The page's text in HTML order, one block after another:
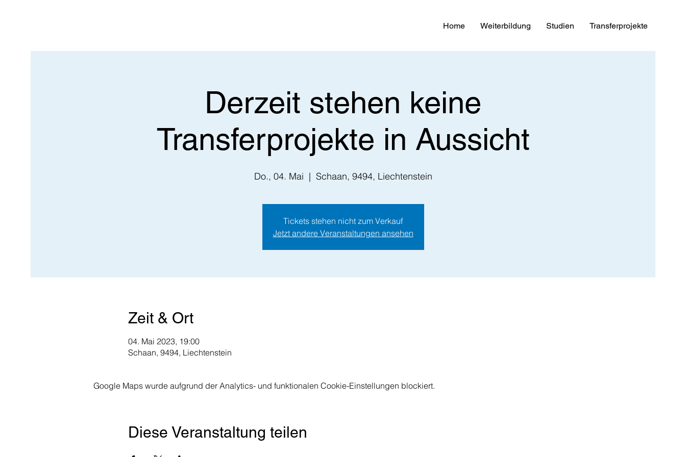
Home Weiterbildung Studien Transferprojekte
Derzeit stehen keine
Transferprojekte in Aussicht
Do., 04. Mai
  |
Schaan, 9494, Liechtenstein
Tickets stehen nicht zum Verkauf
Jetzt andere Veranstaltungen ansehen
Zeit & Ort
04. Mai 2023, 19:00
Schaan, 9494, Liechtenstein
Google Maps wurde aufgrund der Analytics- und funktionalen Cookie-Einstellungen blockiert.
Diese Veranstaltung teilen